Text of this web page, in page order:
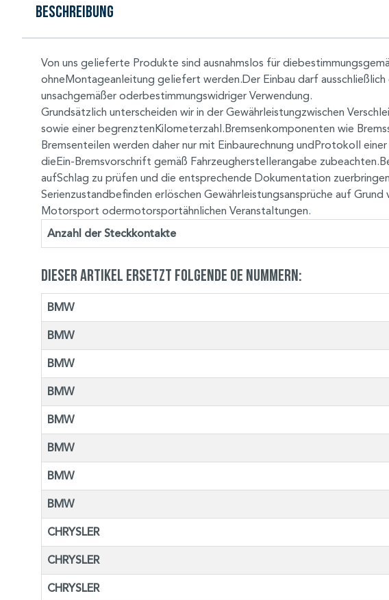
Beschreibung
Von uns gelieferte Produkte sind ausnahmslos für
ohneMontageanleitung geliefert werden.Der Einbau darf
unsachgemäßer oderbestimmungswidriger Verwendung.
Grundsätzlich unterscheiden wir in der Gewährleistungzwischen
sowie einer begrenztenKilometerzahl.Bremsenkomponenten wie
Bremsenteilen werden daher nur mit Einbaurechnung undProtokoll
dieEin-Bremsvorschrift gemäß Fahrzeugherstellerangabe
aufSchlag zu prüfen und die entsprechende Dokumentation
Serienzustandbefinden erlöschen Gewährleistungsansprüche auf
Motorsport odermotorsportähnlichen Veranstaltungen.
Anzahl der Steckkontakte
Dieser Artikel ersetzt folgende OE Nummern:
BMW
BMW
BMW
BMW
BMW
BMW
BMW
BMW
CHRYSLER
CHRYSLER
CHRYSLER